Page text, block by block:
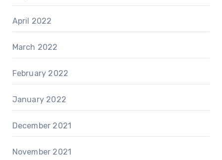
April 2022
March 2022
February 2022
January 2022
December 2021
November 2021